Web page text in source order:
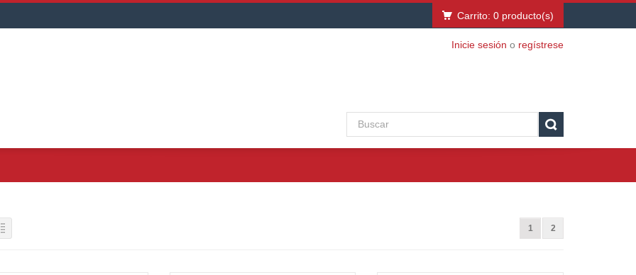
Carrito: 0 producto(s)
Inicie sesión o regístrese
1 2